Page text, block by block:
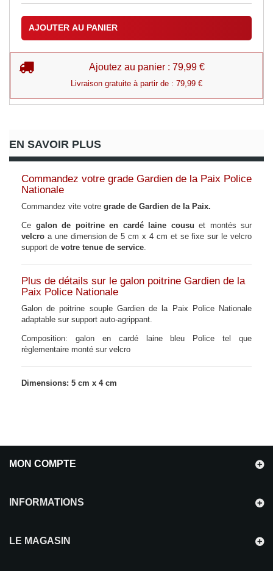
AJOUTER AU PANIER
Ajoutez au panier : 79,99 €
Livraison gratuite à partir de : 79,99 €
EN SAVOIR PLUS
Commandez votre grade Gardien de la Paix Police
Nationale
Commandez vite votre grade de Gardien de la Paix.
Ce galon de poitrine en cardé laine cousu et montés sur
velcro a une dimension de 5 cm x 4 cm et se fixe sur le velcro
support de votre tenue de service.
Plus de détails sur le galon poitrine Gardien de la
Paix Police Nationale
Galon de poitrine souple Gardien de la Paix Police Nationale
adaptable sur support auto-agrippant.
Composition: galon en cardé laine bleu Police tel que
règlementaire monté sur velcro
Dimensions: 5 cm x 4 cm
MON COMPTE
INFORMATIONS
LE MAGASIN